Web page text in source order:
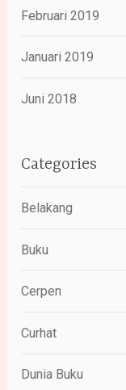
Februari 2019
Januari 2019
Juni 2018
Categories
Belakang
Buku
Cerpen
Curhat
Dunia Buku